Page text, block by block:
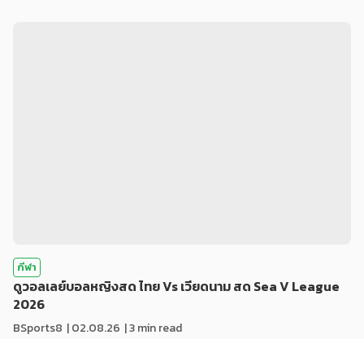
กีฬา
ดูวอลเลย์บอลหญิงสด ไทย Vs เวียดนาม สด Sea V League
2026
BSports8 |02.08.26 | 3 min read